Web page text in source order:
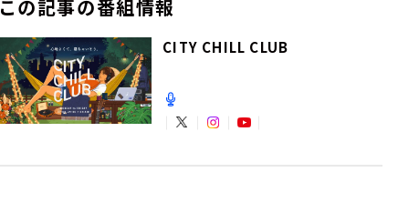
この記事の番組情報
CITY CHILL CLUB